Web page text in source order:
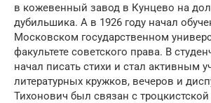
в кожевенный завод в Кунцево на
дубильшика. А в 1926 году начал
Московском государственном
факультете советского права. В
начал писать стихи и стал активным
литературных кружков, вечеров и
Тихонович был связан с